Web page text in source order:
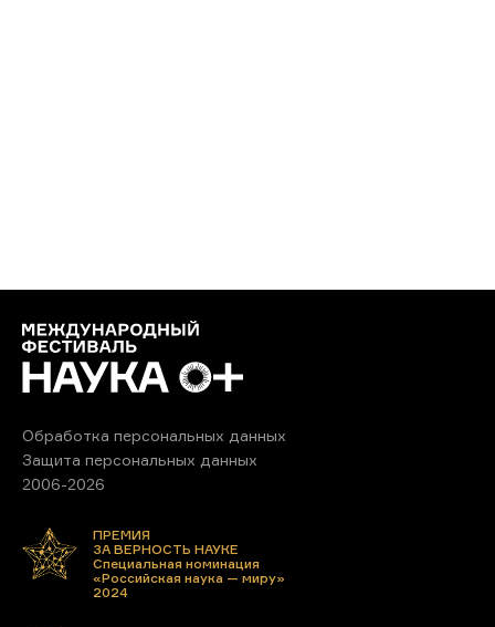
Обработка персональных данных
Защита персональных данных
2006-2026
ПРЕМИЯ
ЗА ВЕРНОСТЬ НАУКЕ
Специальная номинация
«Российская наука — миру»
2024